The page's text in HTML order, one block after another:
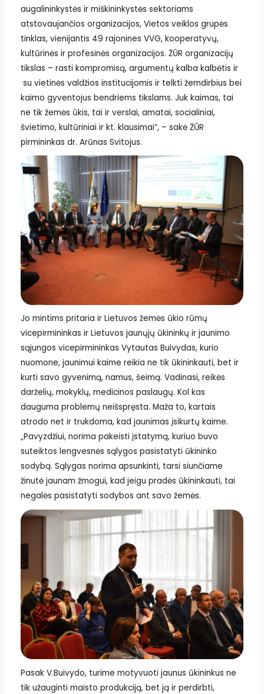
augalininkystės ir miškininkystės sektoriams
atstovaujančios organizacijos, Vietos veiklos grupės
tinklas, vienijantis 49 rajonines VVG, kooperatyvų,
kultūrinės ir profesinės organizacijos. ŽŪR organizacijų
tikslas – rasti kompromisą, argumentų kalba kalbėtis ir
su vietinės valdžios institucijomis ir telkti žemdirbius bei
kaimo gyventojus bendriems tikslams. Juk kaimas, tai
ne tik žemės ūkis, tai ir verslai, amatai, socialiniai,
švietimo, kultūriniai ir kt. klausimai“, – sakė ŽŪR
pirmininkas dr. Arūnas Svitojus.
Jo mintims pritaria ir Lietuvos žemės ūkio rūmų
vicepirmininkas ir Lietuvos jaunųjų ūkininkų ir jaunimo
sąjungos vicepirmininkas Vytautas Buivydas, kurio
nuomone, jaunimui kaime reikia ne tik ūkininkauti, bet ir
kurti savo gyvenimą, namus, šeimą. Vadinasi, reikės
darželių, mokyklų, medicinos paslaugų. Kol kas
dauguma problemų neišspręsta. Maža to, kartais
atrodo net ir trukdoma, kad jaunimas įsikurtų kaime.
„Pavyzdžiui, norima pakeisti įstatymą, kuriuo buvo
suteiktos lengvesnės sąlygos pasistatyti ūkininko
sodybą. Sąlygas norima apsunkinti, tarsi siunčiame
žinutė jaunam žmogui, kad jeigu pradės ūkininkauti, tai
negalės pasistatyti sodybos ant savo žemės.
Pasak V.Buivydo, turime motyvuoti jaunus ūkininkus ne
tik užauginti maisto produkciją, bet ją ir perdirbti,